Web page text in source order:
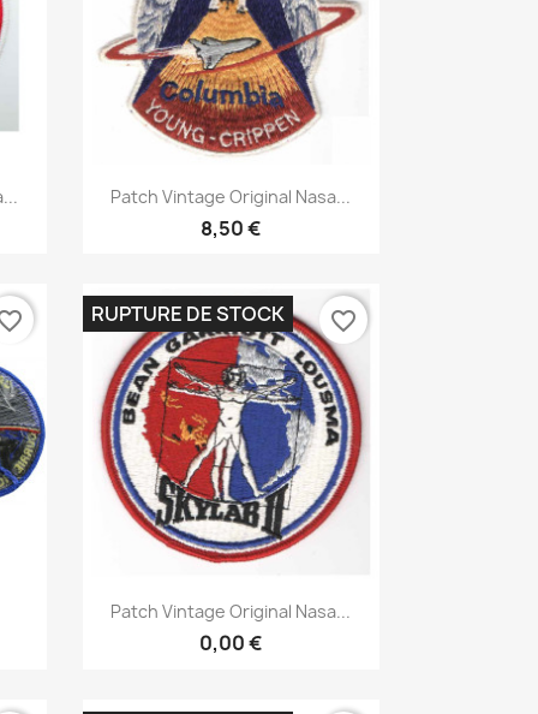
Aperçu rapide
Patch Vintage Original Nasa...
8,50 €
Aperçu rapide
Patch Vintage Original Nasa...
0,00 €
RUPTURE DE STOCK favorite_border